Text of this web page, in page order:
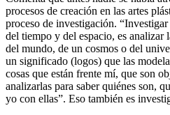
procesos de creación en las artes
proceso de investigación.
del tiempo y del espacio, es analizar
del mundo, de un cosmos o del
un significado (logos) que las
cosas que están frente mí, que son
analizarlas para saber quiénes son,
yo con ellas”. Eso también es